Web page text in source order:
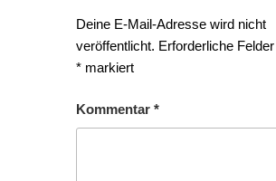
Deine E-Mail-Adresse wird nicht
veröffentlicht. Erforderliche
* markiert
Kommentar *